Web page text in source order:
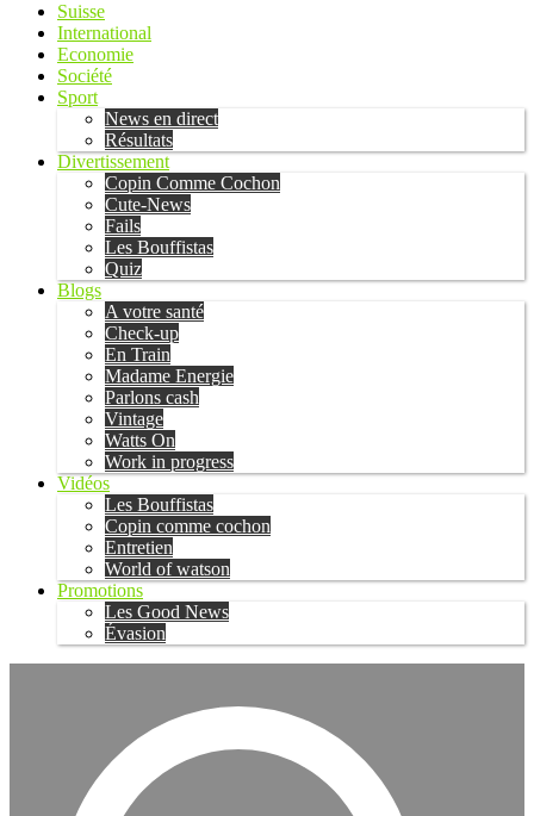
Suisse
International
Economie
Société
Sport
News en direct
Résultats
Divertissement
Copin Comme Cochon
Cute-News
Fails
Les Bouffistas
Quiz
Blogs
A votre santé
Check-up
En Train
Madame Energie
Parlons cash
Vintage
Watts On
Work in progress
Vidéos
Les Bouffistas
Copin comme cochon
Entretien
World of watson
Promotions
Les Good News
Évasion